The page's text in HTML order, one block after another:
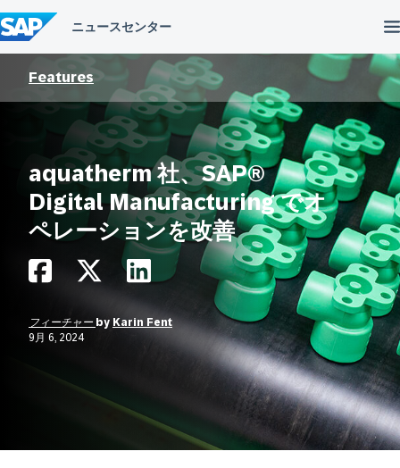
ン
テ
ン
Features
aquatherm 社、SAP®
Digital Manufacturing でオ
ペレーションを改善
フィーチャー by Karin Fent
9月 6, 2024